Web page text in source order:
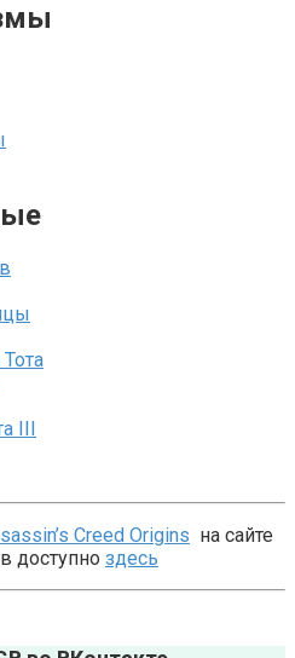
III
Creed Origins на сайте
доступно здесь